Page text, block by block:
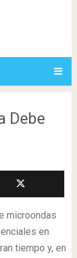
Debe
microondas
en
tiempo y, en